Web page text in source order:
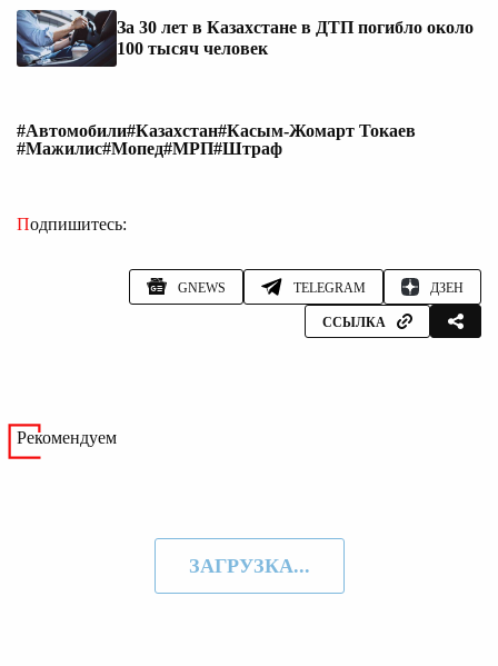
За 30 лет в Казахстане в ДТП погибло около
100 тысяч человек
#Автомобили#Казахстан#Касым-Жомарт Токаев
#Мажилис#Мопед#МРП#Штраф
Подпишитесь:
GNEWS TELEGRAM ДЗЕН
ССЫЛКА
Рекомендуем
ЗАГРУЗКА...